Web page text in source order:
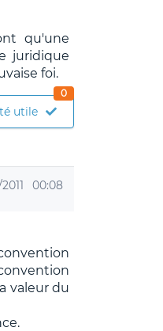
qu'une
juridique
foi.
utile
0
00:08
valeur du